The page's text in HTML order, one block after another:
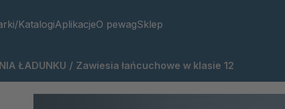
KatalogiAplikacjeO pewagSklep
ŁADUNKU / Zawiesia łańcuchowe w klasie 12